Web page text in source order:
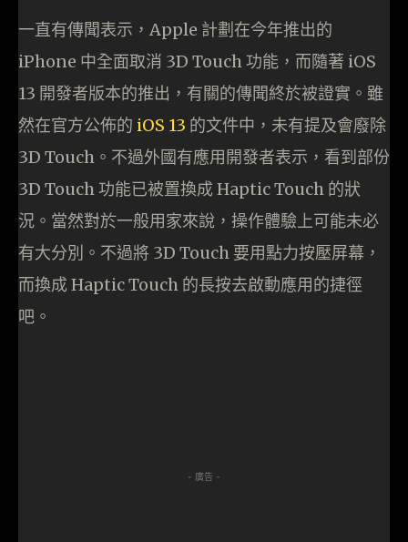
一直有傳聞表示，Apple 計劃在今年推出的
iPhone 中全面取消 3D Touch 功能，而隨著 iOS
13 開發者版本的推出，有關的傳聞終於被證實。雖
然在官方公佈的 iOS 13 的文件中，未有提及會廢除
3D Touch。不過外國有應用開發者表示，看到部份
3D Touch 功能已被置換成 Haptic Touch 的狀
況。當然對於一般用家來說，操作體驗上可能未必
有大分別。不過將 3D Touch 要用點力按壓屏幕，
而換成 Haptic Touch 的長按去啟動應用的捷徑
吧。
- 廣告 -